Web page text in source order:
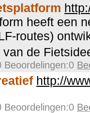
heeft een
routes)
van de
Beoordelingen:0
http://
Beoordelingen:0